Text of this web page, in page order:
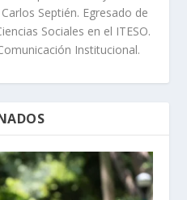
Septién. Egresado de
Sociales en el ITESO.
Institucional.